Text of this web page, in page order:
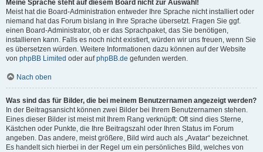
Meine Sprache steht auf diesem Board nicht zur Auswahl!
Meist hat die Board-Administration entweder Ihre Sprache nicht installiert oder
niemand hat das Forum bislang in Ihre Sprache übersetzt. Fragen Sie ggf.
einen Board-Administrator, ob er das Sprachpaket, das Sie benötigen,
installieren kann. Falls es noch nicht existiert, würden wir uns freuen, wenn Sie
es übersetzen würden. Weitere Informationen dazu können auf der Website
von phpBB Limited oder aufphpBB.de gefunden werden.
Nach oben
Was sind das für Bilder, die bei meinem Benutzernamen angezeigt werden?
In der Beitragsansicht können zwei Bilder bei Ihrem Benutzernamen stehen.
Eines dieser Bilder ist meist mit Ihrem Rang verknüpft: Oft sind dies Sterne,
Kästchen oder Punkte, die Ihre Beitragszahl oder Ihren Status im Forum
angeben. Das andere, meist größere, Bild wird auch als „Avatar“ bezeichnet.
Es handelt sich hierbei in der Regel um ein persönliches Bild, welches von